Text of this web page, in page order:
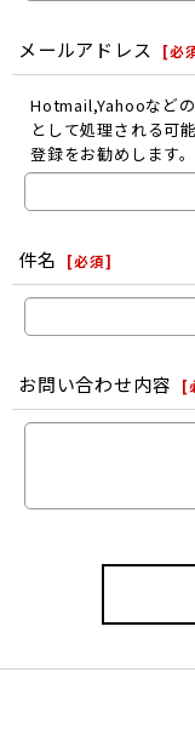
メールアドレス [必
Hotmail,Yahooなど
として処理される可
登録をお勧めします。
件名 [必須]
お問い合わせ内容 [